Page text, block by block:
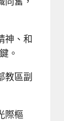
神、和
。
教區副
際樞